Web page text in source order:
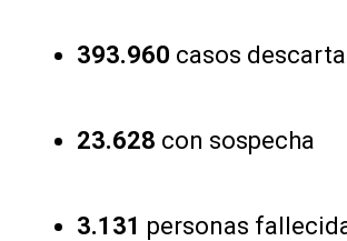
393.960 casos
23.628 con sospecha
3.131 personas